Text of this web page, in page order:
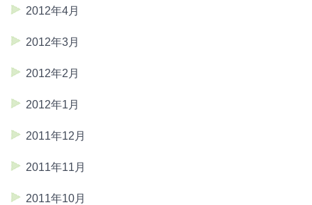
2012年4月
2012年3月
2012年2月
2012年1月
2011年12月
2011年11月
2011年10月